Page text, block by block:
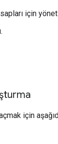
için
için